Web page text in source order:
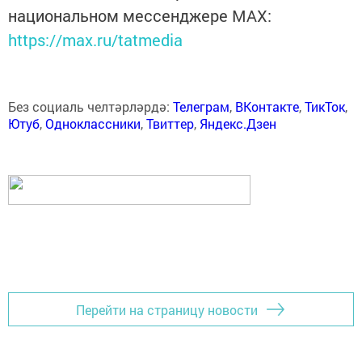
национальном мессенджере MАХ:
https://max.ru/tatmedia
Без социаль челтәрләрдә: Телеграм, ВКонтакте,ТикТок,
Ютуб,Одноклассники,Твиттер, Яндекс.Дзен
Перейти на страницу новости